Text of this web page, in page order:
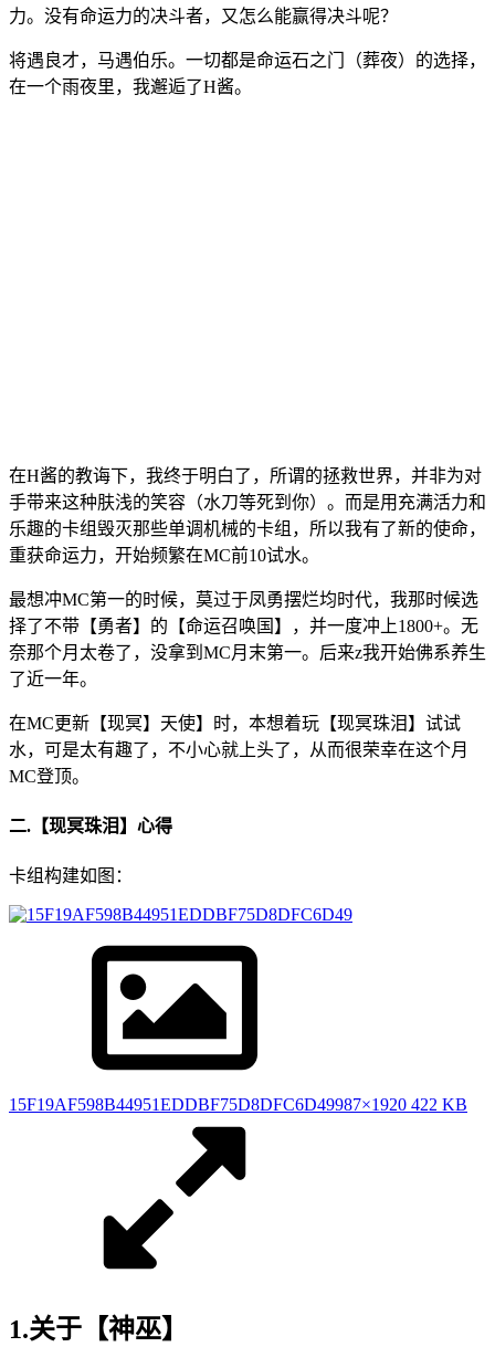
力。没有命运力的决斗者，又怎么能赢得决斗呢？
将遇良才，马遇伯乐。一切都是命运石之门（葬夜）的选择，
在一个雨夜里，我邂逅了H酱。
在H酱的教诲下，我终于明白了，所谓的拯救世界，并非为对
手带来这种肤浅的笑容（水刀等死到你）。而是用充满活力和
乐趣的卡组毁灭那些单调机械的卡组，所以我有了新的使命，
重获命运力，开始频繁在MC前10试水。
最想冲MC第一的时候，莫过于凤勇摆烂均时代，我那时候选
择了不带【勇者】的【命运召唤国】，并一度冲上1800+。无
奈那个月太卷了，没拿到MC月末第一。后来z我开始佛系养生
了近一年。
在MC更新【现冥】天使】时，本想着玩【现冥珠泪】试试
水，可是太有趣了，不小心就上头了，从而很荣幸在这个月
MC登顶。
二.【现冥珠泪】心得
卡组构建如图：
15F19AF598B44951EDDBF75D8DFC6D49987×1920 422 KB
1.关于【神巫】